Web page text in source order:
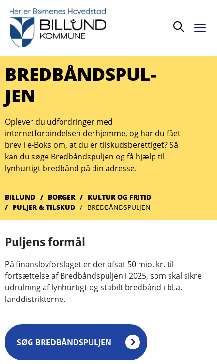
Søg
BRED­BÅNDS­­PUL­
JEN
Oplever du udfordringer med
internetforbindelsen derhjemme, og har du fået
brev i e-Boks om, at du er tilskudsberettiget? Så
kan du søge Bredbåndspuljen og få hjælp til
lynhurtigt bredbånd på din adresse.
BILLUND BORGER
KULTUR OG FRITID
PULJER & TILSKUD
BREDBÅNDSPULJEN
Puljens formål
På finanslovforslaget er der afsat 50 mio. kr. til
fortsættelse af Bredbåndspuljen i 2025, som skal sikre
udrulning af lynhurtigt og stabilt bredbånd i bl.a.
landdistrikterne.
SØG BREDBÅNDSPULJEN